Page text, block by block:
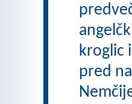
kroglic
pred